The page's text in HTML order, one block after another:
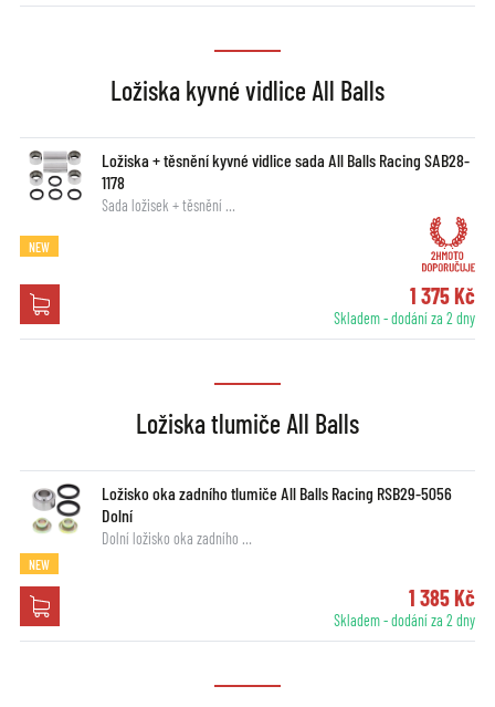
Ložiska kyvné vidlice All Balls
Ložiska + těsnění kyvné vidlice sada All Balls Racing SAB28-
1178
Sada ložisek + těsnění …
NEW
1 375 Kč
Skladem - dodání za 2 dny
Ložiska tlumiče All Balls
Ložisko oka zadního tlumiče All Balls Racing RSB29-5056
Dolní
Dolní ložisko oka zadního …
NEW
1 385 Kč
Skladem - dodání za 2 dny